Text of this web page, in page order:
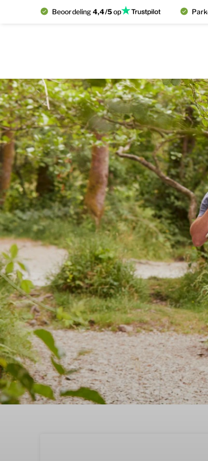
Beoordeling4,4/5op